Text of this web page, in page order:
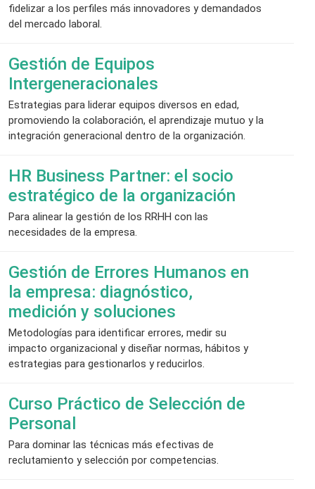
fidelizar a los perfiles más innovadores y demandados
del mercado laboral.
Gestión de Equipos
Intergeneracionales
Estrategias para liderar equipos diversos en edad,
promoviendo la colaboración, el aprendizaje mutuo y la
integración generacional dentro de la organización.
HR Business Partner: el socio
estratégico de la organización
Para alinear la gestión de los RRHH con las
necesidades de la empresa.
Gestión de Errores Humanos en
la empresa: diagnóstico,
medición y soluciones
Metodologías para identificar errores, medir su
impacto organizacional y diseñar normas, hábitos y
estrategias para gestionarlos y reducirlos.
Curso Práctico de Selección de
Personal
Para dominar las técnicas más efectivas de
reclutamiento y selección por competencias.